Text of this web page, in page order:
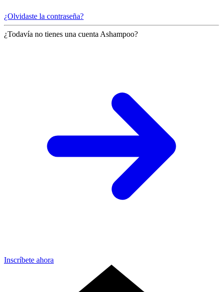
¿Olvidaste la contraseña?
¿Todavía no tienes una cuenta Ashampoo?
Inscríbete ahora